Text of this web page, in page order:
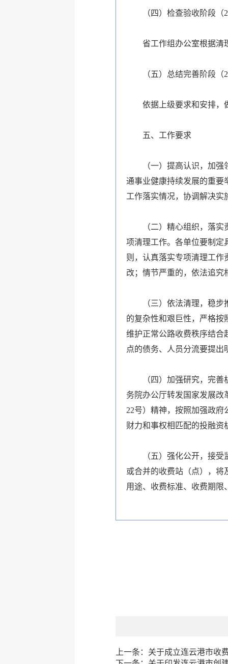
（四）检查验收阶段（
省工作组办公室根据清理
（五）总结完善阶段（
依据上级要求和安排，
五、工作要求
（一）提高认识，加强领
通事业健康持续发展的重要
工作落实情况，协调解决实
（二）精心组织，落实责
项清理工作。各单位要制定
则，认真落实专项清理工作
改；情节严重的，依法追究
（三）依法清理，稳步推
的复杂性和艰巨性，严格按
维护正常公路收费秩序结合
点的债务、人员分流要提
（四）加强研究，完善机
务院办公厅转发国家发展改
22号）精神，按照加强政
财力和事权相匹配的投融资
（五）强化公开，接受监
或合并的收费站（点），将
用途、收费标准、收费期限
上一条： 关于成立连云港市收